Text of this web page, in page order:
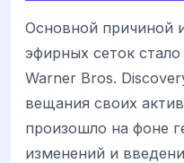
Основной причиной
эфирных сеток
Warner Bros.
вещания своих
произошло на фоне
изменений и